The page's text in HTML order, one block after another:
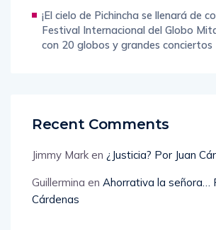
¡El cielo de Pichincha se llenará de
Festival Internacional del Globo
con 20 globos y grandes conciertos
Recent Comments
Jimmy Mark en ¿Justicia? Por Juan
Guillermina en Ahorrativa la señora…
Cárdenas